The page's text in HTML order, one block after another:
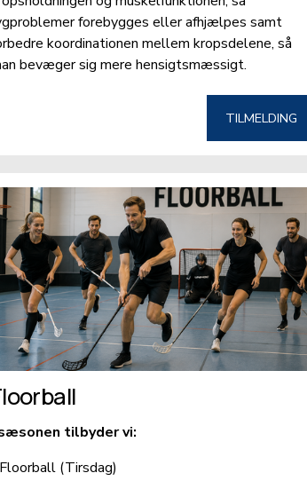
forebygges eller afhjælpes samt
koordinationen mellem kropsdelene, så
bevæger sig mere hensigtsmæssigt.
TILMELDING
tilbyder vi:
(Tirsdag)